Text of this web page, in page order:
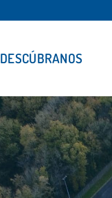
DESCÚBRANOS